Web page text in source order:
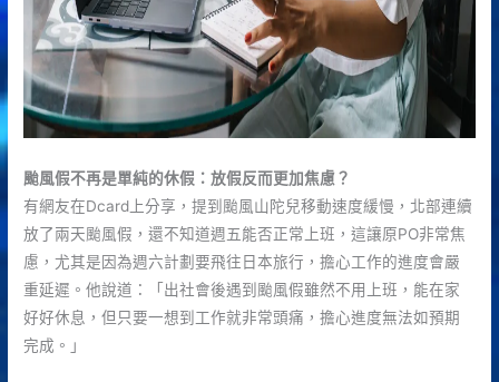
颱風假不再是單純的休假：放假反而更加焦慮？
有網友在Dcard上分享，提到颱風山陀兒移動速度緩慢，北部連續
放了兩天颱風假，還不知道週五能否正常上班，這讓原PO非常焦
慮，尤其是因為週六計劃要飛往日本旅行，擔心工作的進度會嚴
重延遲。他說道：「出社會後遇到颱風假雖然不用上班，能在家
好好休息，但只要一想到工作就非常頭痛，擔心進度無法如預期
完成。」